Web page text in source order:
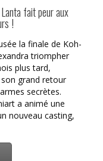
fait peur aux
!
la finale de Koh-
triompher
plus tard,
son grand retour
secrètes.
a animé une
nouveau casting,